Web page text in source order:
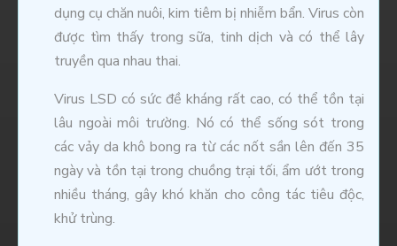
dụng cụ chăn nuôi, kim tiêm bị nhiễm bẩn. Virus còn
được tìm thấy trong sữa, tinh dịch và có thể lây
truyền qua nhau thai.
Virus LSD có sức đề kháng rất cao, có thể tồn tại
lâu ngoài môi trường. Nó có thể sống sót trong
các vảy da khô bong ra từ các nốt sần lên đến 35
ngày và tồn tại trong chuồng trại tối, ẩm ướt trong
nhiều tháng, gây khó khăn cho công tác tiêu độc,
khử trùng.